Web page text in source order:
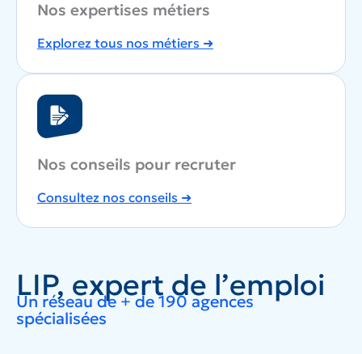
Nos expertises métiers
Explorez tous nos métiers ➜
Nos conseils pour recruter
Consultez nos conseils ➜
LIP, expert de l’emploi
Un réseau de + de 190 agences
spécialisées